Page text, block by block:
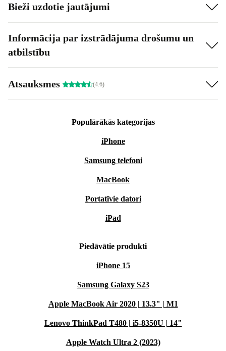
Bieži uzdotie jautājumi
Informācija par izstrādājuma drošumu un
atbilstību
Atsauksmes (4.6)
Populārākās kategorijas
iPhone
Samsung telefoni
MacBook
Portatīvie datori
iPad
Piedāvātie produkti
iPhone 15
Samsung Galaxy S23
Apple MacBook Air 2020 | 13.3" | M1
Lenovo ThinkPad T480 | i5-8350U | 14"
Apple Watch Ultra 2 (2023)